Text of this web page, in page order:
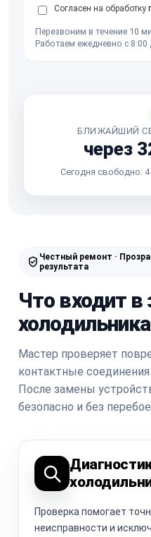
Согласен на обработку
Перезвоним в течение 10
Работаем ежедневно с 8:00
БЛИЖАЙШИЙ
через
Сегодня свободно:
Честный ремонт ·
результата
Что входит в
Мастер проверяет
контактные соединения
После замены
безопасно и без
Проверка помогает
неисправности и